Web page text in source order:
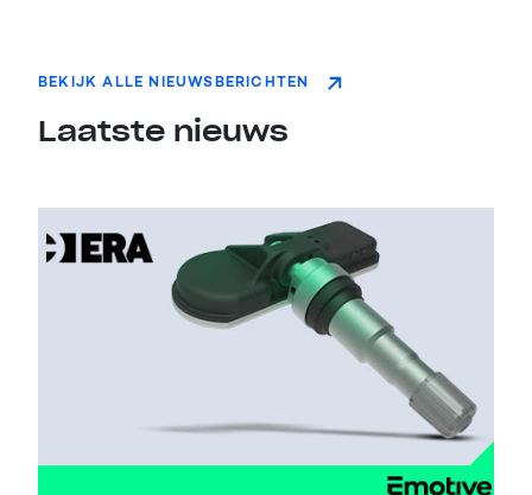
Laatste nieuws
BEKIJK ALLE NIEUWSBERICHTEN